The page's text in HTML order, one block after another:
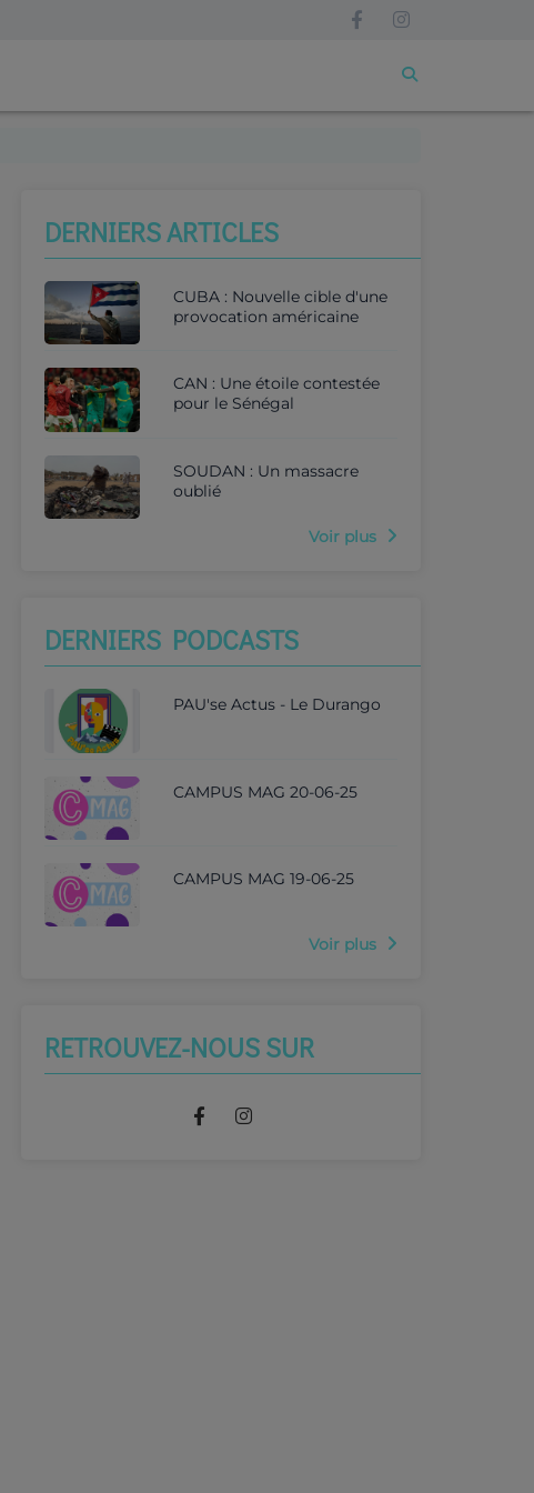
DERNIERS ARTICLES
CUBA : Nouvelle cible d'une
provocation américaine
CAN : Une étoile contestée
pour le Sénégal
SOUDAN : Un massacre
oublié
Voir plus
DERNIERS PODCASTS
PAU'se Actus - Le Durango
CAMPUS MAG 20-06-25
CAMPUS MAG 19-06-25
Voir plus
RETROUVEZ-NOUS SUR